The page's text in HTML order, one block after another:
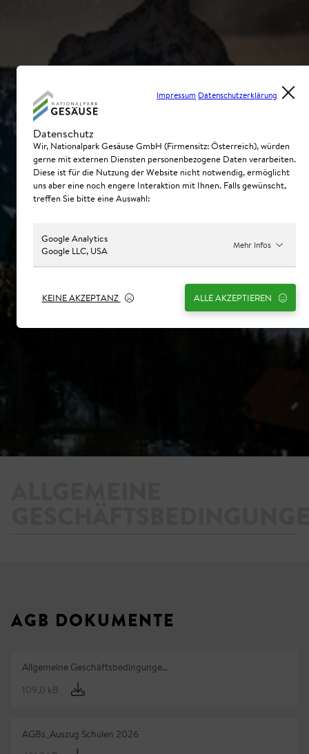
AGB DOKUMENTE
Allgemeine Geschäftsbedingunge…
109,0 kB
AGBs_Auszug Schulen 2026
Datenschutz
Impressum Datenschutzerklärung
Wir, Nationalpark Gesäuse GmbH (Firmensitz: Österreich), würden
gerne mit externen Diensten personenbezogene Daten verarbeiten.
Diese ist für die Nutzung der Website nicht notwendig, ermöglicht
uns aber eine noch engere Interaktion mit Ihnen. Falls gewünscht,
treffen Sie bitte eine Auswahl:
Google Analytics
Google LLC, USA
Mehr Infos
KEINE AKZEPTANZ ALLE AKZEPTIEREN